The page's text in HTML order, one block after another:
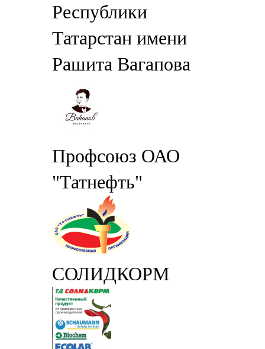
Республики
Татарстан имени
Рашита Вагапова
Профсоюз ОАО
"Татнефть"
СОЛИДКОРМ